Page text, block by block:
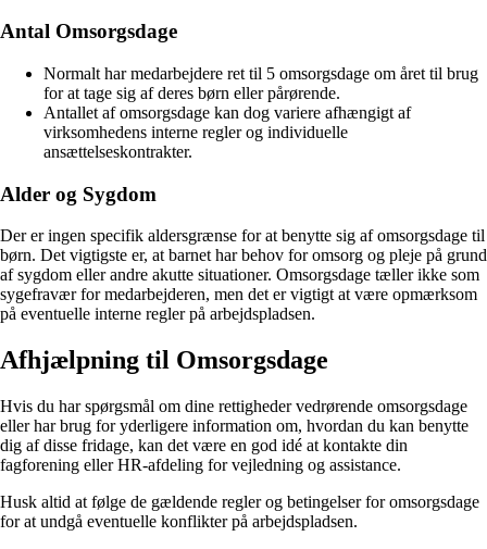
Antal Omsorgsdage
Normalt har medarbejdere ret til 5 omsorgsdage om året til brug
for at tage sig af deres børn eller pårørende.
Antallet af omsorgsdage kan dog variere afhængigt af
virksomhedens interne regler og individuelle
ansættelseskontrakter.
Alder og Sygdom
Der er ingen specifik aldersgrænse for at benytte sig af omsorgsdage til
børn. Det vigtigste er, at barnet har behov for omsorg og pleje på grund
af sygdom eller andre akutte situationer. Omsorgsdage tæller ikke som
sygefravær for medarbejderen, men det er vigtigt at være opmærksom
på eventuelle interne regler på arbejdspladsen.
Afhjælpning til Omsorgsdage
Hvis du har spørgsmål om dine rettigheder vedrørende omsorgsdage
eller har brug for yderligere information om, hvordan du kan benytte
dig af disse fridage, kan det være en god idé at kontakte din
fagforening eller HR-afdeling for vejledning og assistance.
Husk altid at følge de gældende regler og betingelser for omsorgsdage
for at undgå eventuelle konflikter på arbejdspladsen.